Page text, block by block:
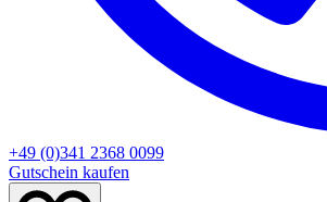
+49 (0)341 2368 0099
Gutschein kaufen